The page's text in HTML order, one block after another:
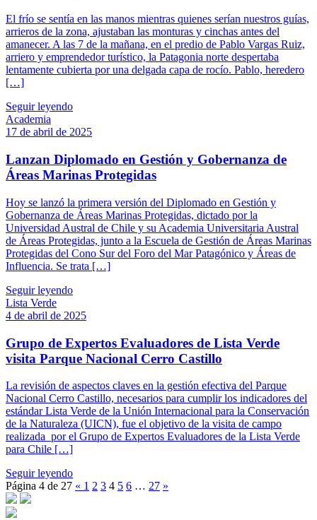
El frío se sentía en las manos mientras quienes serían nuestros guías,
arrieros de la zona, ajustaban las monturas y cinchas antes del
amanecer. A las 7 de la mañana, en el predio de Pablo Vargas Ruiz,
arriero y emprendedor turístico, la Patagonia norte despertaba
lentamente cubierta por una delgada capa de rocío. Pablo, heredero
[…]
Seguir leyendo
Academia
17 de abril de 2025
Lanzan Diplomado en Gestión y Gobernanza de
Áreas Marinas Protegidas
Hoy se lanzó la primera versión del Diplomado en Gestión y
Gobernanza de Áreas Marinas Protegidas, dictado por la
Universidad Austral de Chile y su Academia Universitaria Austral
de Áreas Protegidas, junto a la Escuela de Gestión de Áreas Marinas
Protegidas del Cono Sur del Foro del Mar Patagónico y Áreas de
Influencia. Se trata […]
Seguir leyendo
Lista Verde
4 de abril de 2025
Grupo de Expertos Evaluadores de Lista Verde
visita Parque Nacional Cerro Castillo
La revisión de aspectos claves en la gestión efectiva del Parque
Nacional Cerro Castillo, necesarios para cumplir los indicadores del
estándar Lista Verde de la Unión Internacional para la Conservación
de la Naturaleza (UICN), fue el objetivo de la visita de campo
realizada por el Grupo de Expertos Evaluadores de la Lista Verde
para Chile […]
Seguir leyendo
Página 4 de 27 « 1 2 3 4 5 6 … 27 »